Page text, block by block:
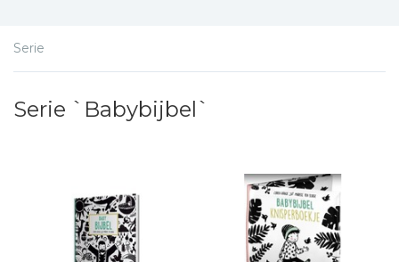
Serie
Serie `Babybijbel`